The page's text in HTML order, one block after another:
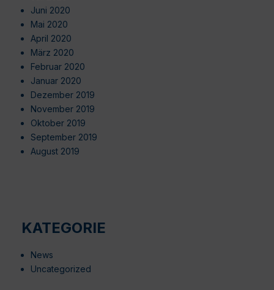
Juni 2020
Mai 2020
April 2020
März 2020
Februar 2020
Januar 2020
Dezember 2019
November 2019
Oktober 2019
September 2019
August 2019
KATEGORIE
News
Uncategorized